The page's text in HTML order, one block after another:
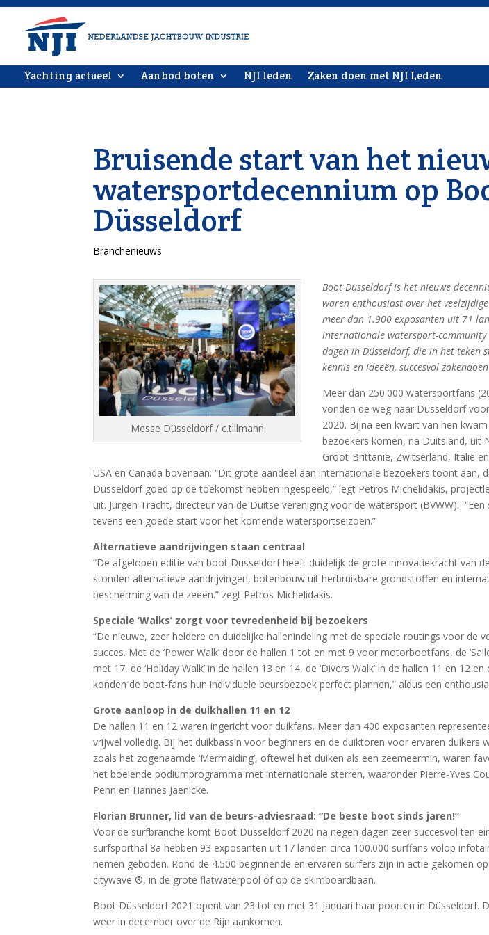
Yachting actueel Aanbod boten NJI leden Zaken doen met NJI Leden
Bruisende start van het
watersportdecennium op
Düsseldorf
Branchenieuws
Messe Düsseldorf / c.tillmann
Boot Düsseldorf is het nieuwe
waren enthousiast over het
meer dan 1.900 exposanten uit 71
internationale watersport-community
dagen in Düsseldorf, die in het teken
kennis en ideeën, succesvol
Meer dan 250.000 watersportfans
vonden de weg naar Düsseldorf
2020. Bijna een kwart van hen
bezoekers komen, na Duitsland, uit
Groot-Brittanië, Zwitserland, Italië
USA en Canada bovenaan. “Dit grote aandeel aan internationale bezoekers toont
Düsseldorf goed op de toekomst hebben ingespeeld,” legt Petros Michelidakis,
uit. Jürgen Tracht, directeur van de Duitse vereniging voor de watersport (BVWW):
tevens een goede start voor het komende watersportseizoen.”
Alternatieve aandrijvingen staan centraal
“De afgelopen editie van boot Düsseldorf heeft duidelijk de grote innovatiekracht van
stonden alternatieve aandrijvingen, botenbouw uit herbruikbare grondstoffen en
bescherming van de zeeën.” zegt Petros Michelidakis.
Speciale ‘Walks’ zorgt voor tevredenheid bij bezoekers
“De nieuwe, zeer heldere en duidelijke hallenindeling met de speciale routings voor de
succes. Met de ‘Power Walk’ door de hallen 1 tot en met 9 voor motorbootfans, de
met 17, de ‘Holiday Walk’ in de hallen 13 en 14, de ‘Divers Walk’ in de hallen 11 en 12 en
konden de boot-fans hun individuele beursbezoek perfect plannen,” aldus een
Grote aanloop in de duikhallen 11 en 12
De hallen 11 en 12 waren ingericht voor duikfans. Meer dan 400 exposanten
vrijwel volledig. Bij het duikbassin voor beginners en de duiktoren voor ervaren duikers
zoals het zogenaamde ‘Mermaiding’, oftewel het duiken als een zeemeermin, waren
het boeiende podiumprogramma met internationale sterren, waaronder Pierre-Yves
Penn en Hannes Jaenicke.
Florian Brunner, lid van de beurs-adviesraad: “De beste boot sinds jaren!”
Voor de surfbranche komt Boot Düsseldorf 2020 na negen dagen zeer succesvol ten
surfsporthal 8a hebben 93 exposanten uit 17 landen circa 100.000 surffans volop
nemen geboden. Rond de 4.500 beginnende en ervaren surfers zijn in actie gekomen
citywave ®, in de grote flatwaterpool of op de skimboardbaan.
Boot Düsseldorf 2021 opent van 23 tot en met 31 januari haar poorten in Düsseldorf.
weer in december over de Rijn aankomen.